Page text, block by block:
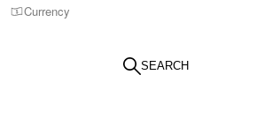
Currency
SEARCH